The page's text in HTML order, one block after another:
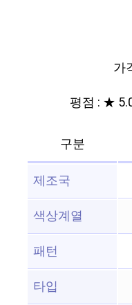
가
평점 : ★
구분
제조국
색상계열
패턴
타입